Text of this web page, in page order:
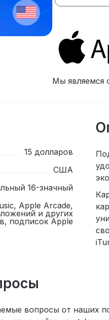
Мы являемся
15 долларов
США
16-значный
Apple Arcade,
и других
подписок Apple
вопросы от наших